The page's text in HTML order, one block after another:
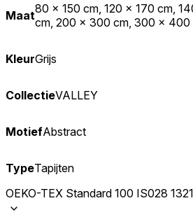
Maat80 x 150 cm, 120 x 170 cm,
cm, 200 x 300 cm, 300 x 400
KleurGrijs
CollectieVALLEY
MotiefAbstract
TypeTapijten
OEKO-TEX Standard 100 IS028